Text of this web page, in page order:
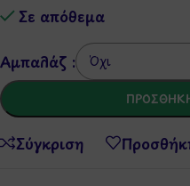
Σε απόθεμα
Αμπαλάζ :
Σύγκριση